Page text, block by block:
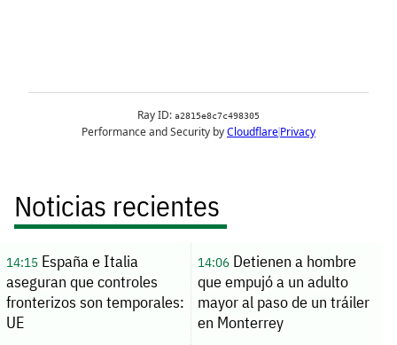
Noticias recientes
14:15España e Italia
aseguran que controles
fronterizos son temporales:
UE
14:06Detienen a hombre
que empujó a un adulto
mayor al paso de un tráiler
en Monterrey